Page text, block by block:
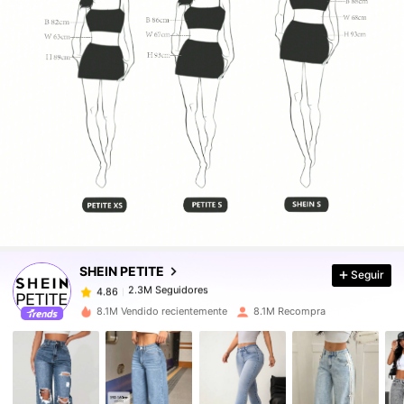
SHEIN PETITE
4.86 2.3M Seguidores
4.86
2.3M Seguidores
A***n
pagó Hace 1 horas
4.86 2.3M Seguidores
4.86 2.3M Seguidores
Seguir
8.1M Vendido recientemente 8.1M Recompra